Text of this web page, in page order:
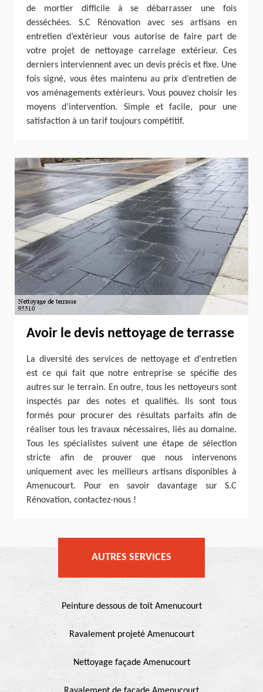
de mortier difficile à se débarrasser une fois
desséchées. S.C Rénovation avec ses artisans en
entretien d’extérieur vous autorise de faire part de
votre projet de nettoyage carrelage extérieur. Ces
derniers interviennent avec un devis précis et fixe. Une
fois signé, vous êtes maintenu au prix d’entretien de
vos aménagements extérieurs. Vous pouvez choisir les
moyens d’intervention. Simple et facile, pour une
satisfaction à un tarif toujours compétitif.
Avoir le devis nettoyage de terrasse
La diversité des services de nettoyage et d'entretien
est ce qui fait que notre entreprise se spécifie des
autres sur le terrain. En outre, tous les nettoyeurs sont
inspectés par des notes et qualifiés. Ils sont tous
formés pour procurer des résultats parfaits afin de
réaliser tous les travaux nécessaires, liés au domaine.
Tous les spécialistes suivent une étape de sélection
stricte afin de prouver que nous intervenons
uniquement avec les meilleurs artisans disponibles à
Amenucourt. Pour en savoir davantage sur S.C
Rénovation, contactez-nous !
AUTRES SERVICES
Peinture dessous de toit Amenucourt
Ravalement projeté Amenucourt
Nettoyage façade Amenucourt